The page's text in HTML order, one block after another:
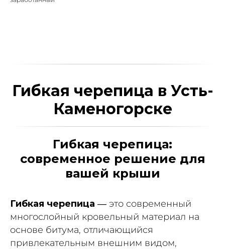
Гибкая черепица в Усть-
Каменогорске
Гибкая черепица:
современное решение для
вашей крыши
Гибкая черепица — это современный
многослойный кровельный материал на
основе битума, отличающийся
привлекательным внешним видом,